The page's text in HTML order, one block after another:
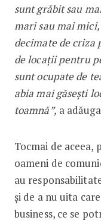
sunt grăbit sau
mari sau mai
decimate de criza
de locații pentru
sunt ocupate de
abia mai găsești
toamnă”, a
Tocmai de aceea,
oameni de
au
și de a nu uita
business, ce se